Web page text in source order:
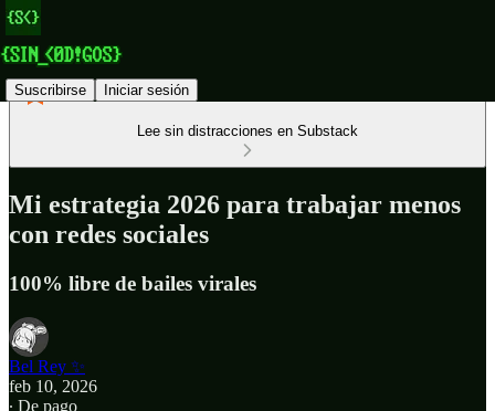
Suscribirse Iniciar sesión
Lee sin distracciones en Substack
Mi estrategia 2026 para trabajar menos
con redes sociales
100% libre de bailes virales
Bel Rey ✨
feb 10, 2026
∙ De pago